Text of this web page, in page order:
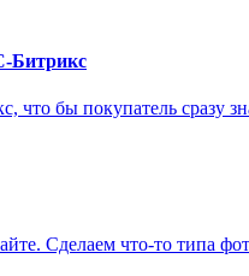
Битрикс
что бы покупатель сразу
Сделаем что-то типа